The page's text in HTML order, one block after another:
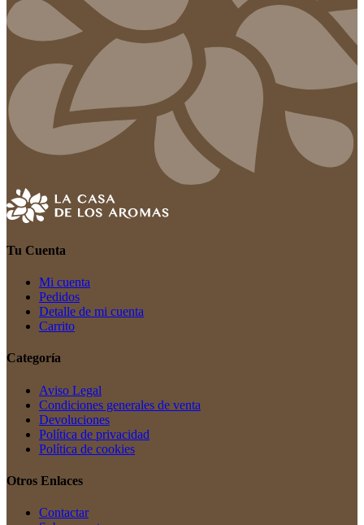
Tu Cuenta
Mi cuenta
Pedidos
Detalle de mi cuenta
Carrito
Categoría
Aviso Legal
Condiciones generales de venta
Devoluciones
Política de privacidad
Política de cookies
Otros Enlaces
Contactar